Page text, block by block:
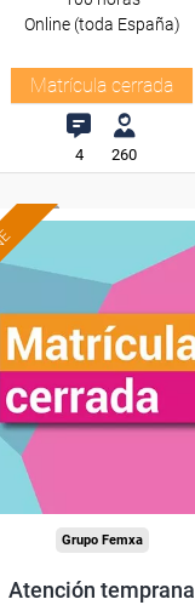
Online (toda España)
Matrícula cerrada
4 260
Grupo Femxa
Atención temprana